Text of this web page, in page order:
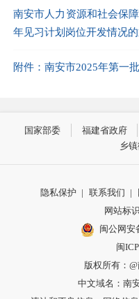
南安市人力资源和社会保
年见习计划岗位开发情况
附件：南安市2025年第一
国家部委 福建省政府
乡
隐私保护 | 联系我们 |
网站标
闽公网安
闽
版权所有：
中文域名：南